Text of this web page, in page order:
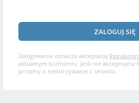
ZALOGUJ SIĘ
Zalogowanie oznacza akceptację
aktualnym brzmieniu. Jeśli nie akceptujesz
prosimy o niekorzystanie z serwisu.